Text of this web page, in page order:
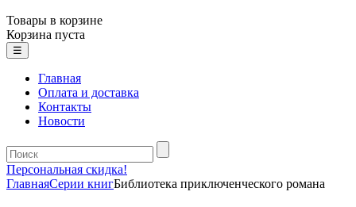
Товары в корзине
Корзина пуста
☰
Главная
Оплата и доставка
Контакты
Новости
Персональная скидка!
ГлавнаяСерии книгБиблиотека приключенческого романа